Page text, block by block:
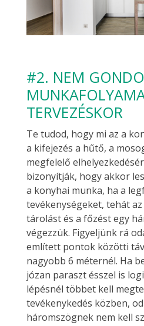
#2. NEM
TERVEZÉSKOR
Te tudod, hogy mi az a
a kifejezés a hűtő, a
megfelelő
bizonyítják, hogy akkor
a konyhai munka, ha a
tevékenységeket, tehát
tárolást és a főzést egy
végezzük. Figyeljünk rá
említett pontok közötti
nagyobb 6 méternél. Ha
józan paraszt ésszel is
lépésnél többet kell
tevékenykedés közben,
háromszögnek nem kell